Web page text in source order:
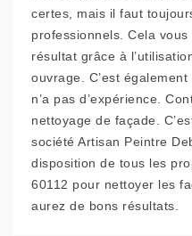
certes, mais il faut
professionnels. Cela vous
résultat grâce à
ouvrage. C’est
n’a pas d’expérience.
nettoyage de façade.
société Artisan Peintre
disposition de tous les
60112 pour nettoyer les
aurez de bons résultats.